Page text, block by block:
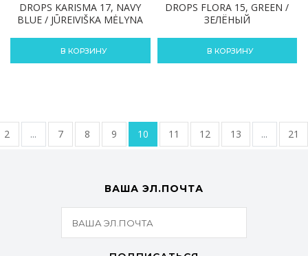
DROPS KARISMA 17, NAVY
BLUE / JŪREIVIŠKA MĖLYNA
В КОРЗИНУ
DROPS FLORA 15, GREEN /
ЗЕЛЁНЫЙ
В КОРЗИНУ
2 ... 7 8 9 10 11 12 13 ... 21
ВАША ЭЛ.ПОЧТА